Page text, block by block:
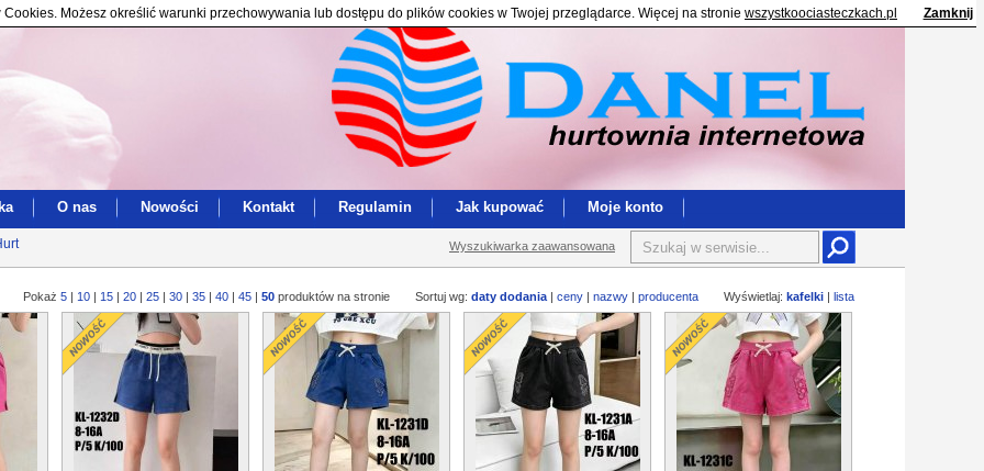
Możesz określić warunki przechowywania lub dostępu do plików cookies w Twojej przeglądarce. Więcej na stronie wszystkoociasteczkach.pl Zamknij
Wyszukiwarka zaawansowana
O nas Nowości Kontakt Regulamin Jak kupować Moje konto
Pokaż 5 | 10 | 15 | 20 | 25 | 30 | 35 | 40 | 45 | 50 produktów na stronie Sortuj wg: daty dodania | ceny | nazwy | producenta Wyświetlaj: kafelki | lista